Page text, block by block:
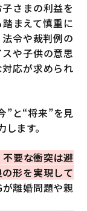
さまの利益を
まえて慎重に
令や裁判例の
や子供の意思
応が求められ
”と“将来”を見
ます。
要な衝突は避
形を実現して
離婚問題や親